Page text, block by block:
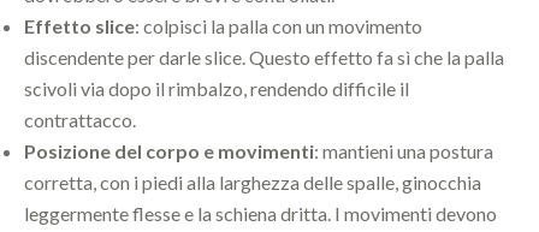
Effetto slice: colpisci la palla con un movimento
discendente per darle slice. Questo effetto fa sì che la palla
scivoli via dopo il rimbalzo, rendendo difficile il
contrattacco.
Posizione del corpo e movimenti: mantieni una postura
corretta, con i piedi alla larghezza delle spalle, ginocchia
leggermente flesse e la schiena dritta. I movimenti devono